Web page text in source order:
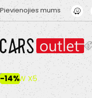
Skip to main content
Pievienojies mums
-14%